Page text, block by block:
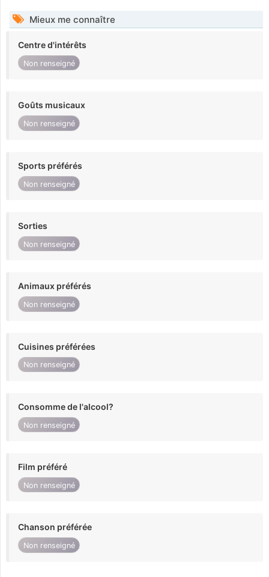
Mieux me connaître
Centre d'intérêts
Non renseigné
Goûts musicaux
Non renseigné
Sports préférés
Non renseigné
Sorties
Non renseigné
Animaux préférés
Non renseigné
Cuisines préférées
Non renseigné
Consomme de l'alcool?
Non renseigné
Film préféré
Non renseigné
Chanson préférée
Non renseigné